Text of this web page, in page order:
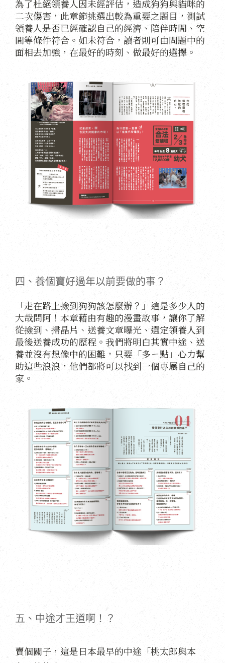
為了杜絕領養人因未經評估，造成狗狗與貓咪的
二次傷害，此章節挑選出較為重要之題目，測試
領養人是否已經確認自己的經濟、陪伴時間、空
間等條件符合。如未符合，讀者則可由問題中的
面相去加強，在最好的時刻、做最好的選擇。
四、養個寶好過年以前要做的事？
「走在路上撿到狗狗該怎麼辦？」這是多少人的
大哉問阿！本章藉由有趣的漫畫故事，讓你了解
從撿到、掃晶片、送養文章曝光、選定領養人到
最後送養成功的歷程。我們將明白其實中途、送
養並沒有想像中的困難，只要「多ㄧ點」心力幫
助這些浪浪，他們都將可以找到一個專屬自己的
家。
五、中途才王道啊！？
賣個關子，這是日本最早的中途「桃太郎與本